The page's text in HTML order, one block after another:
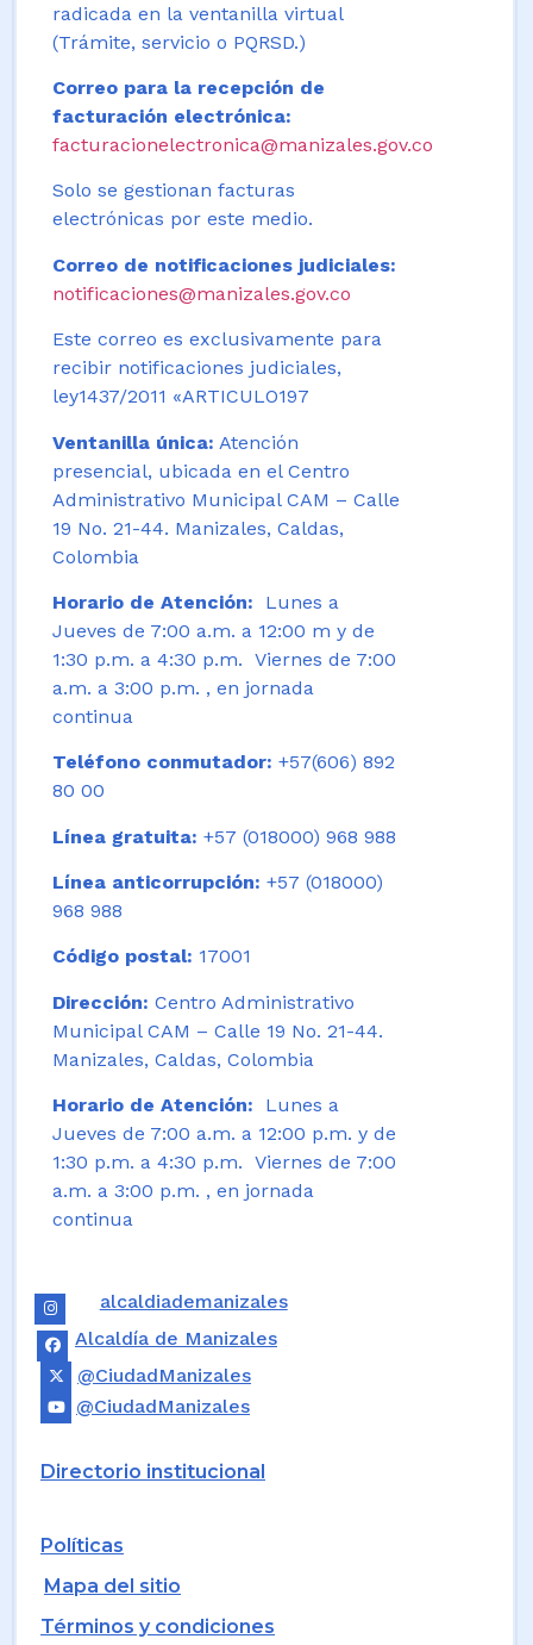
radicada en la ventanilla virtual
(Trámite, servicio o PQRSD.)
Correo para la recepción de
facturación electrónica:
facturacionelectronica@manizales.gov.co
Solo se gestionan facturas
electrónicas por este medio.
Correo de notificaciones judiciales:
notificaciones@manizales.gov.co
Este correo es exclusivamente para
recibir notificaciones judiciales,
ley1437/2011 «ARTICULO197
Ventanilla única: Atención
presencial, ubicada en el Centro
Administrativo Municipal CAM – Calle
19 No. 21-44. Manizales, Caldas,
Colombia
Horario de Atención:
Lunes a
Jueves de 7:00 a.m. a 12:00 m y de
1:30 p.m. a 4:30 p.m. Viernes de 7:00
a.m. a 3:00 p.m. , en jornada
continua
Teléfono conmutador: +57(606) 892
80 00
Línea gratuita: +57 (018000) 968 988
Línea anticorrupción: +57 (018000)
968 988
Código postal: 17001
Dirección: Centro Administrativo
Municipal CAM – Calle 19 No. 21-44.
Manizales, Caldas, Colombia
Horario de Atención: Lunes a
Jueves de 7:00 a.m. a 12:00 p.m. y de
1:30 p.m. a 4:30 p.m. Viernes de 7:00
a.m. a 3:00 p.m. , en jornada
continua
alcaldiademanizales
Alcaldía de Manizales
@CiudadManizales
@CiudadManizales
Directorio institucional
Políticas
Mapa del sitio
Términos y condiciones